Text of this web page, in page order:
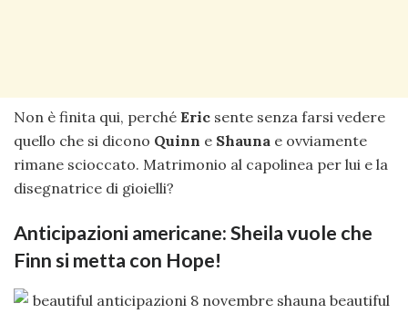
Non è finita qui, perché Eric sente senza farsi vedere
quello che si dicono Quinn e Shauna e ovviamente
rimane scioccato. Matrimonio al capolinea per lui e la
disegnatrice di gioielli?
Anticipazioni americane: Sheila vuole che
Finn si metta con Hope!